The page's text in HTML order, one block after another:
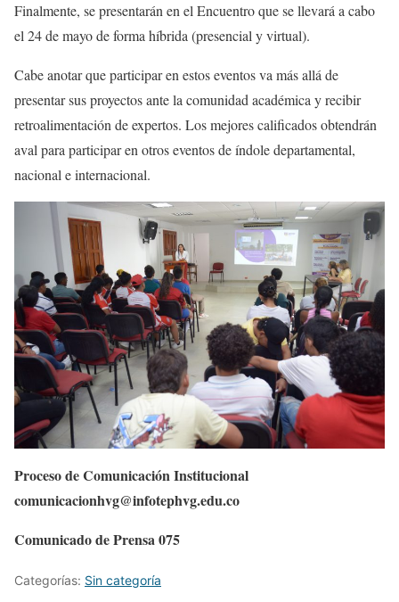
Finalmente, se presentarán en el Encuentro que se llevará a cabo
el 24 de mayo de forma híbrida (presencial y virtual).
Cabe anotar que participar en estos eventos va más allá de
presentar sus proyectos ante la comunidad académica y recibir
retroalimentación de expertos. Los mejores calificados obtendrán
aval para participar en otros eventos de índole departamental,
nacional e internacional.
Proceso de Comunicación Institucional
comunicacionhvg@infotephvg.edu.co
Comunicado de Prensa 075
Categorías: Sin categoría